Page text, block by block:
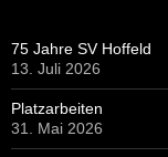
75 Jahre SV Hoffeld
13. Juli 2026
Platzarbeiten
31. Mai 2026